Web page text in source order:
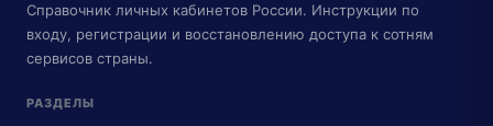
Справочник личных кабинетов России. Инструкции по
входу, регистрации и восстановлению доступа к сотням
сервисов страны.
РАЗДЕЛЫ